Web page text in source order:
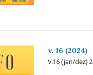
v. 16 (2024)
V.16 (jan/dez)